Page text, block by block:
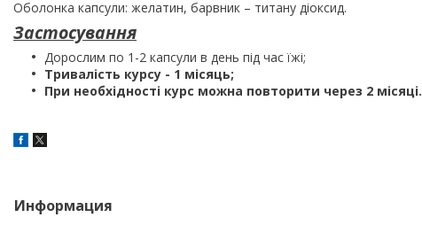
Оболонка капсули: желатин, барвник – титану діоксид.
Застосування
Дорослим по 1-2 капсули в день під час їжі;
Тривалість курсу - 1 місяць;
При необхідності курс можна повторити через 2 місяці.
Информация